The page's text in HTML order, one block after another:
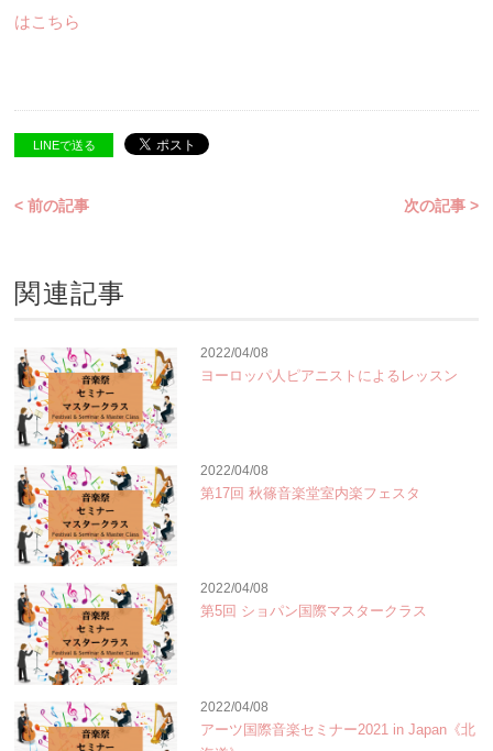
はこちら
LINEで送る
< 前の記事 次の記事 >
関連記事
2022/04/08
ヨーロッパ人ピアニストによるレッスン
2022/04/08
第17回 秋篠音楽堂室内楽フェスタ
2022/04/08
第5回 ショパン国際マスタークラス
2022/04/08
アーツ国際音楽セミナー2021 in Japan《北